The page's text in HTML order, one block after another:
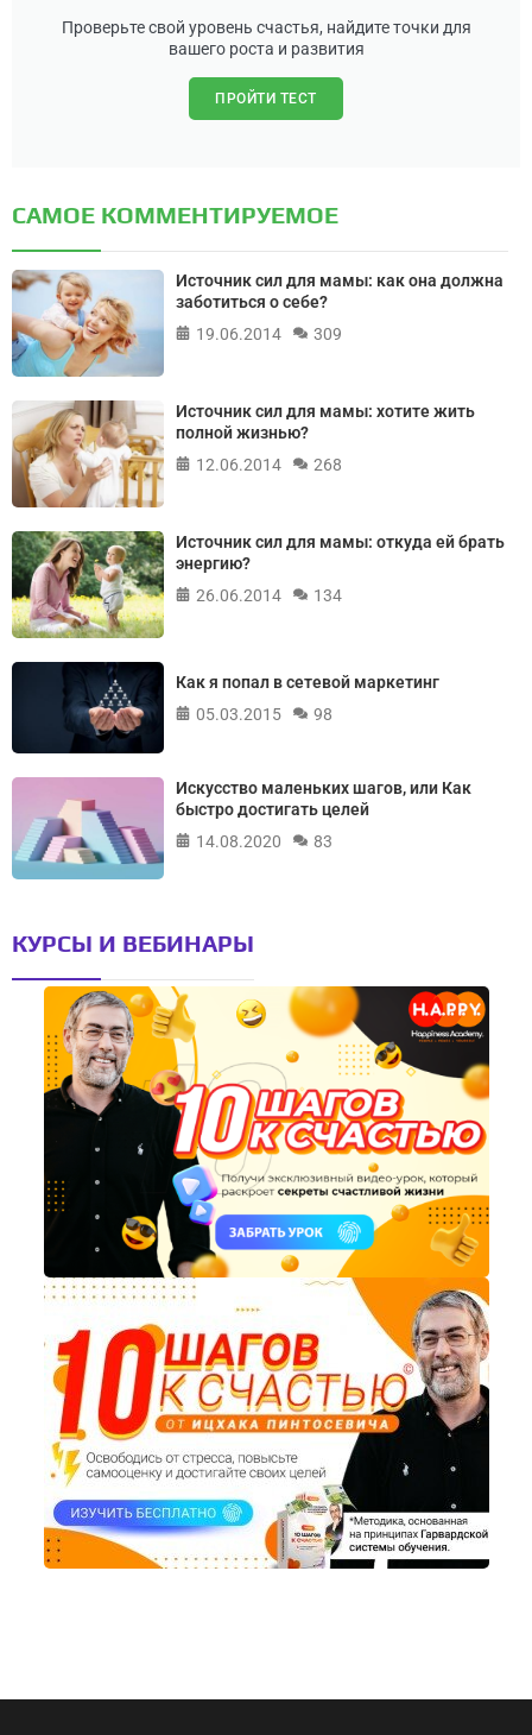
Проверьте свой уровень счастья, найдите точки для
вашего роста и развития
ПРОЙТИ ТЕСТ
САМОЕ КОММЕНТИРУЕМОЕ
Источник сил для мамы: как она должна
заботиться о себе?
19.06.2014
309
Источник сил для мамы: хотите жить
полной жизнью?
12.06.2014
268
Источник сил для мамы: откуда ей брать
энергию?
26.06.2014
134
Как я попал в сетевой маркетинг
05.03.2015
98
Искусство маленьких шагов, или Как
быстро достигать целей
14.08.2020
83
КУРСЫ И ВЕБИНАРЫ